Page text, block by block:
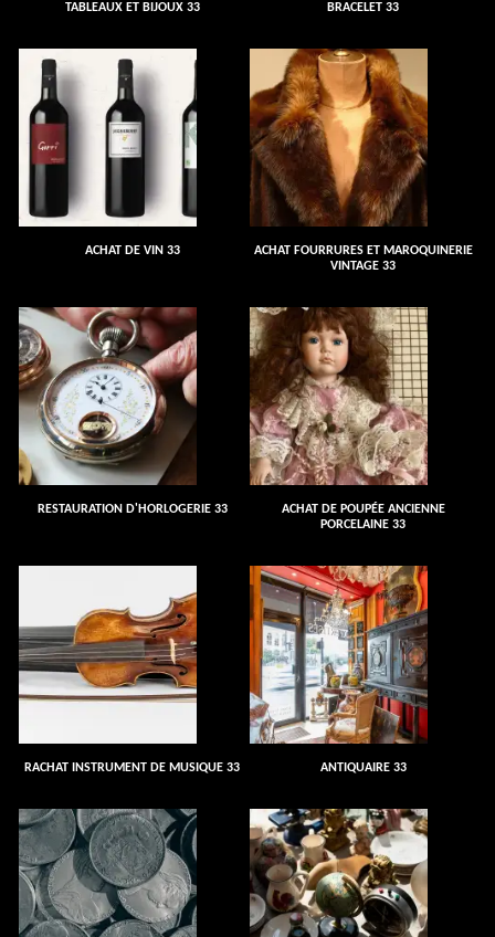
TABLEAUX ET BIJOUX 33
BRACELET 33
ACHAT DE VIN 33
ACHAT FOURRURES ET MAROQUINERIE
VINTAGE 33
RESTAURATION D'HORLOGERIE 33
ACHAT DE POUPÉE ANCIENNE
PORCELAINE 33
RACHAT INSTRUMENT DE MUSIQUE 33 ANTIQUAIRE 33